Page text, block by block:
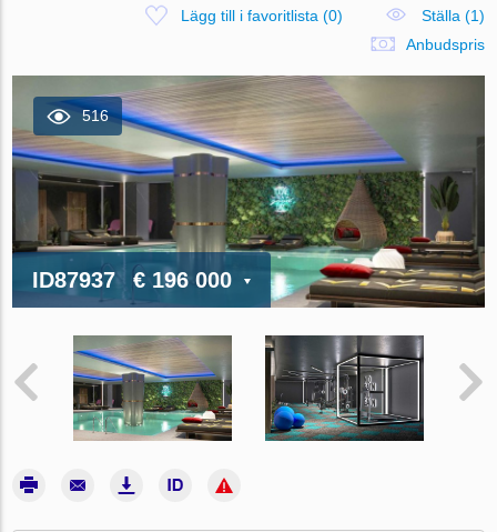
Lägg till i favoritlista (0)
Ställa (1)
Anbudspris
516
ID87937 € 196 000